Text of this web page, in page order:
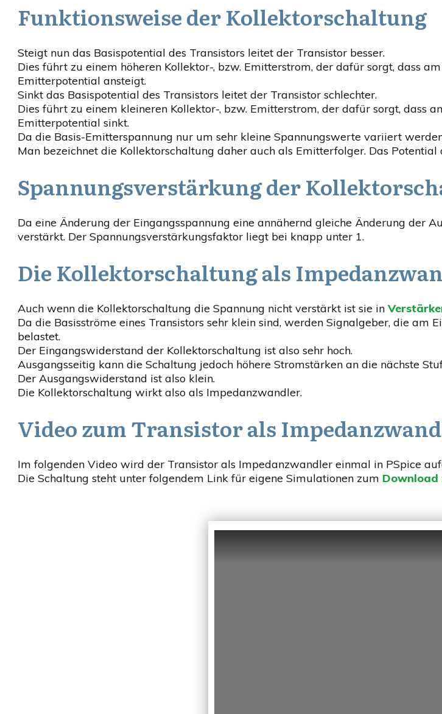
Funktionsweise der Kollektorschaltung
Steigt nun das Basispotential des Transistors leitet der Transistor besser.
Dies führt zu einem höheren Kollektor-, bzw. Emitterstrom, der dafür sorgt, dass
Emitterpotential ansteigt.
Sinkt das Basispotential des Transistors leitet der Transistor schlechter.
Dies führt zu einem kleineren Kollektor-, bzw. Emitterstrom, der dafür sorgt,
Emitterpotential sinkt.
Da die Basis-Emitterspannung nur um sehr kleine Spannungswerte variiert
Man bezeichnet die Kollektorschaltung daher auch als Emitterfolger. Das
Spannungsverstärkung der
Da eine Änderung der Eingangsspannung eine annähernd gleiche Änderung der
verstärkt. Der Spannungsverstärkungsfaktor liegt bei knapp unter 1.
Die Kollektorschaltung als
Auch wenn die Kollektorschaltung die Spannung nicht verstärkt ist sie in
Da die Basisströme eines Transistors sehr klein sind, werden Signalgeber, die am
belastet.
Der Eingangswiderstand der Kollektorschaltung ist also sehr hoch.
Ausgangsseitig kann die Schaltung jedoch höhere Stromstärken an die nächste
Der Ausgangswiderstand ist also klein.
Die Kollektorschaltung wirkt also als Impedanzwandler.
Video zum Transistor als
Im folgenden Video wird der Transistor als Impedanzwandler einmal in PSpice
Die Schaltung steht unter folgendem Link für eigene Simulationen zum Download